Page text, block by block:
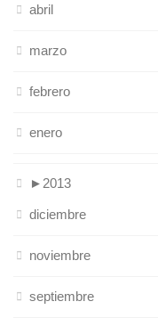
abril
marzo
febrero
enero
► 2013
diciembre
noviembre
septiembre